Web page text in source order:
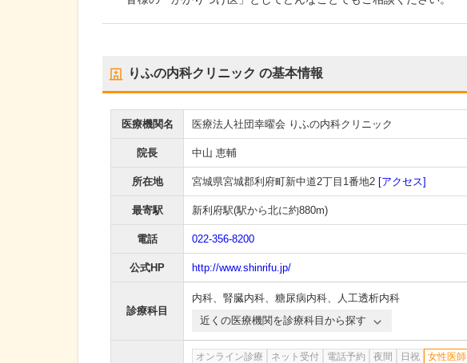
りふの内科クリニック の基本情報
医療機関名 医療法人社団幸曜会 りふの内科クリニック
院長 中山 恵輔
所在地 宮城県宮城郡利府町新中道2丁目1番地2 [アクセス]
最寄駅 新利府駅(駅から北に約880m)
電話 022-356-8200
公式HP http://www.shinrifu.jp/
診療科目
内科、 腎臓内科、 糖尿病内科、
人工透析内科
近くの医療機関を診療科目から探す
オンライン診療 ネット受付 電話予約 夜間 日祝 女性医師